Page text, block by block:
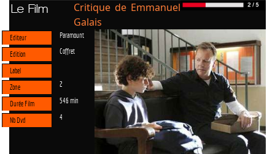
Le Film
Critique de Emmanuel
Galais
Editeur Paramount
Edition Coffret
Label
Zone
2
Durée Film 546 min
Nb Dvd 4